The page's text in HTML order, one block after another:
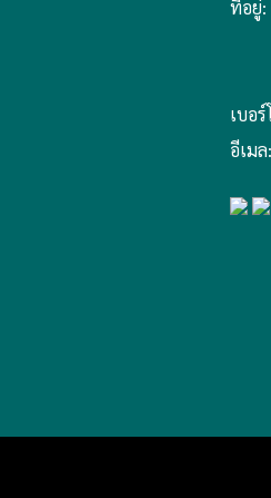
ที่อยู่:
เบอ
อีเมล: